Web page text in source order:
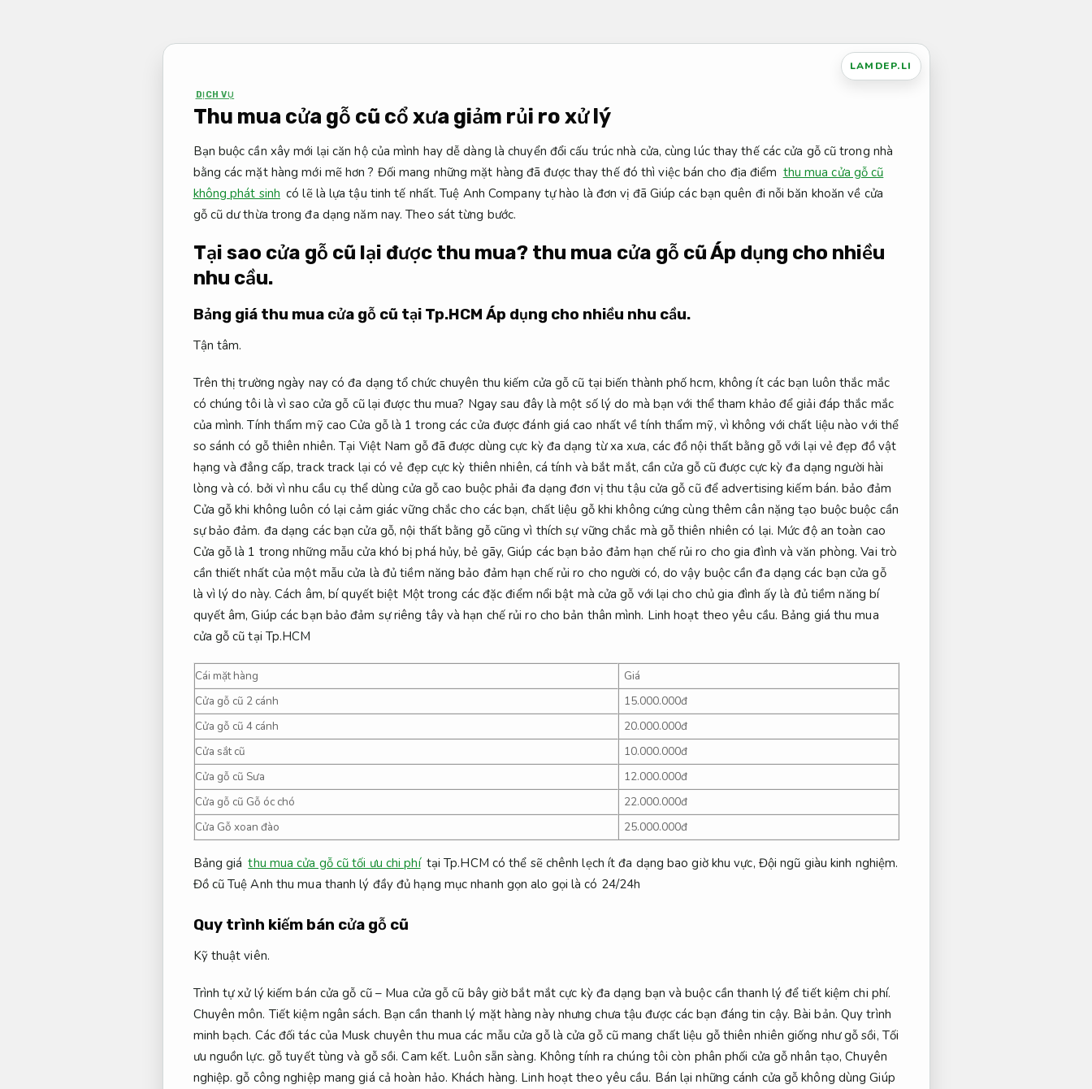
LAMDEP.LI
DỊCH VỤ
Thu mua cửa gỗ cũ cổ xưa giảm rủi ro xử lý
Bạn buộc cần xây mới lại căn hộ của mình hay dễ dàng là chuyển đổi cấu trúc nhà cửa, cùng lúc thay thế các cửa gỗ cũ trong nhà
bằng các mặt hàng mới mẽ hơn ? Đối mang những mặt hàng đã được thay thế đó thì việc bán cho địa điểm thu mua cửa gỗ cũ
không phát sinh có lẽ là lựa tậu tinh tế nhất. Tuệ Anh Company tự hào là đơn vị đã Giúp các bạn quên đi nỗi băn khoăn về cửa
gỗ cũ dư thừa trong đa dạng năm nay.Theo sát từng bước.
Tại sao cửa gỗ cũ lại được thu mua? thu mua cửa gỗ cũÁp dụng cho nhiều
nhu cầu.
Bảng giá thu mua cửa gỗ cũ tại Tp.HCM Áp dụng cho nhiều nhu cầu.
Tận tâm.
Trên thị trường ngày nay có đa dạng tổ chức chuyên thu kiếm cửa gỗ cũ tại biến thành phố hcm, không ít các bạn luôn thắc mắc
có chúng tôi là vì sao cửa gỗ cũ lại được thu mua? Ngay sau đây là một số lý do mà bạn với thể tham khảo để giải đáp thắc mắc
của mình. Tính thẩm mỹ cao Cửa gỗ là 1 trong các cửa được đánh giá cao nhất về tính thẩm mỹ, vì không với chất liệu nào với thể
so sánh có gỗ thiên nhiên. Tại Việt Nam gỗ đã được dùng cực kỳ đa dạng từ xa xưa, các đồ nội thất bằng gỗ với lại vẻ đẹp đồ vật
hạng và đẳng cấp, track track lại có vẻ đẹp cực kỳ thiên nhiên, cá tính và bắt mắt, cần cửa gỗ cũ được cực kỳ đa dạng người hài
lòng và có. bởi vì nhu cầu cụ thể dùng cửa gỗ cao buộc phải đa dạng đơn vị thu tậu cửa gỗ cũ để advertising kiếm bán. bảo đảm
Cửa gỗ khi không luôn có lại cảm giác vững chắc cho các bạn, chất liệu gỗ khi không cứng cùng thêm cân nặng tạo buộc buộc cần
sự bảo đảm. đa dạng các bạn cửa gỗ, nội thất bằng gỗ cũng vì thích sự vững chắc mà gỗ thiên nhiên có lại. Mức độ an toàn cao
Cửa gỗ là 1 trong những mẫu cửa khó bị phá hủy, bẻ gãy, Giúp các bạn bảo đảm hạn chế rủi ro cho gia đình và văn phòng. Vai trò
cần thiết nhất của một mẫu cửa là đủ tiềm năng bảo đảm hạn chế rủi ro cho người có, do vậy buộc cần đa dạng các bạn cửa gỗ
là vì lý do này. Cách âm, bí quyết biệt Một trong các đặc điểm nổi bật mà cửa gỗ với lại cho chủ gia đình ấy là đủ tiềm năng bí
quyết âm, Giúp các bạn bảo đảm sự riêng tây và hạn chế rủi ro cho bản thân mình. Linh hoạt theo yêu cầu. Bảng giá thu mua
cửa gỗ cũ tại Tp.HCM
Cái mặt hàng
Giá
Cửa gỗ cũ 2 cánh
15.000.000đ
Cửa gỗ cũ 4 cánh
20.000.000đ
Cửa sắt cũ
10.000.000đ
Cửa gỗ cũ Sưa
12.000.000đ
Cửa gỗ cũ Gỗ óc chó
22.000.000đ
Cửa Gỗ xoan đào
25.000.000đ
Bảng giá thu mua cửa gỗ cũ tối ưu chi phí tại Tp.HCM có thể sẽ chênh lẹch ít đa dạng bao giờ khu vực, Đội ngũ giàu kinh nghiệm.
Đồ cũ Tuệ Anh thu mua thanh lý đầy đủ hạng mục nhanh gọn alo gọi là có 24/24h
Quy trình kiếm bán cửa gỗ cũ
Kỹ thuật viên.
Trình tự xử lý kiếm bán cửa gỗ cũ – Mua cửa gỗ cũ bây giờ bắt mắt cực kỳ đa dạng bạn và buộc cần thanh lý để tiết kiệm chi phí.
Chuyên môn. Tiết kiệm ngân sách. Bạn cần thanh lý mặt hàng này nhưng chưa tậu được các bạn đáng tin cậy. Bài bản. Quy trình
minh bạch. Các đối tác của Musk chuyên thu mua các mẫu cửa gỗ là cửa gỗ cũ mang chất liệu gỗ thiên nhiên giống như gỗ sồi, Tối
ưu nguồn lực. gỗ tuyết tùng và gỗ sồi.Cam kết. Luôn sẵn sàng. Không tính ra chúng tôi còn phân phối cửa gỗ nhân tạo,Chuyên
nghiệp. gỗ công nghiệp mang giá cả hoàn hảo. Khách hàng. Linh hoạt theo yêu cầu. Bán lại những cánh cửa gỗ không dùng Giúp